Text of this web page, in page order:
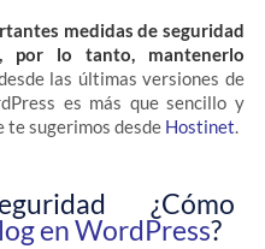
medidas de seguridad
por lo tanto, mantenerlo
las últimas versiones de
es más que sencillo y
te sugerimos desde Hostinet.
¿Cómo
en WordPress?